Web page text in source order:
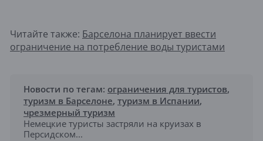
Читайте также: Барселона планирует ввести
ограничение на потребление воды туристами
Новости по тегам: ограничения для туристов,
туризм в Барселоне, туризм в Испании,
чрезмерный туризм
Немецкие туристы застряли на круизах в
Персидском...